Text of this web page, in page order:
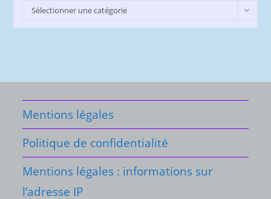
Catégories
du
Sélectionner une catégorie
Mentions légales
Politique de confidentialité
Mentions légales : informations sur
l’adresse IP